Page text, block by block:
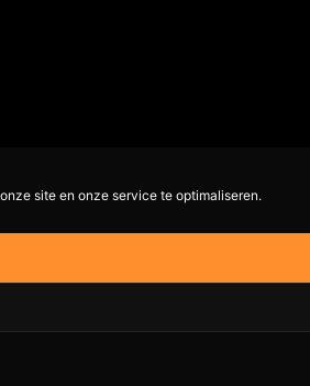
site en onze service te optimaliseren.